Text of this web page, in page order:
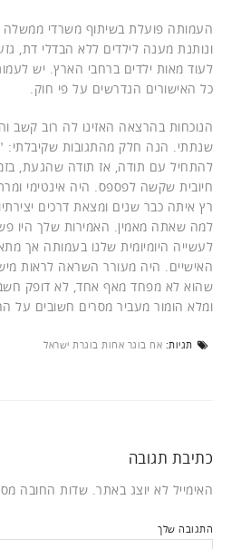
העמותה פועלת בשיתוף משרדי ממשלה
ונותנת מענה לילדים ללא הבדלי דת,
לעוד מאות ילדים ברחבי הארץ. יש
כל האישורים הנדרשים על פי חוק.
הנוכחות בהרצאה האזינו לה רוב קשב
שנתתי. הנה חלק מהתגובות שקיבלתי:
להתחיל עם תודה, אז תודה שהגעת, בזמן
חיובית שקשה לפספס. היה אינטימי
רץ איתה כבר שנים ומצאת דרכים
למה שאתה מאמין. האמירות שלך היו
לעשייה היומיומית שלנו בעמותה אך
האישיים. היה מעורר השראה לראות
שהוא לא מפחד מאף אחד, לא דופק
ומלא הומור מעביר מסרים חשובים על
תגיות: אח בוגר אחות בוגרת ישראל
כתיבת תגובה
האימייל לא יוצג באתר. שדות החובה
התגובה שלך